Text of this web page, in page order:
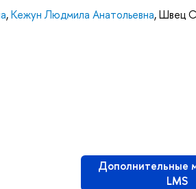
,Кежун Людмила Анатольевна,Швец
Дополнительные
LMS